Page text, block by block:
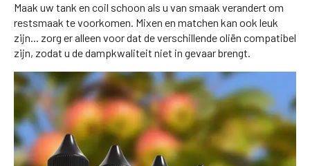
Maak uw tank en coil schoon als u van smaak verandert om
restsmaak te voorkomen. Mixen en matchen kan ook leuk
zijn... zorg er alleen voor dat de verschillende oliën compatibel
zijn, zodat u de dampkwaliteit niet in gevaar brengt.